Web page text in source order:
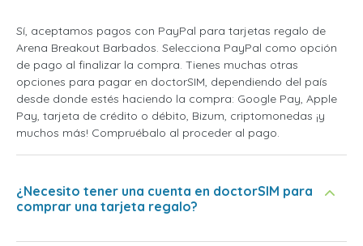
Sí, aceptamos pagos con PayPal para tarjetas regalo de
Arena Breakout Barbados. Selecciona PayPal como opción
de pago al finalizar la compra. Tienes muchas otras
opciones para pagar en doctorSIM, dependiendo del país
desde donde estés haciendo la compra: Google Pay, Apple
Pay, tarjeta de crédito o débito, Bizum, criptomonedas ¡y
muchos más! Compruébalo al proceder al pago.
¿Necesito tener una cuenta en doctorSIM para
comprar una tarjeta regalo?